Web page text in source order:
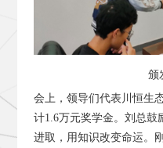
颁
会上，领导们代表川恒生
计1.6万元奖学金。刘总鼓
进取，用知识改变命运。